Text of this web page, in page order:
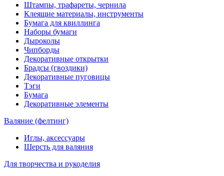
Штампы, трафареты, чернила
Клеящие материалы, инструменты
Бумага для квиллинга
Наборы бумаги
Дыроколы
Чипборды
Декоративные открытки
Брадсы (гвоздики)
Декоративные пуговицы
Тэги
Бумага
Декоративные элементы
Валяние (фелтинг)
Иглы, аксессуары
Шерсть для валяния
Для творчества и рукоделия